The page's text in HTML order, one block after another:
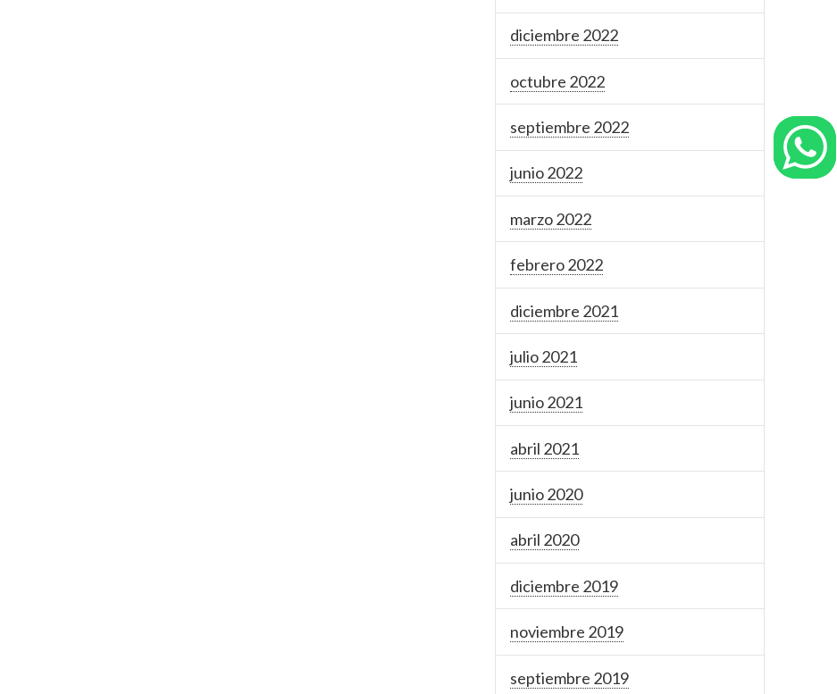
diciembre 2022
octubre 2022
septiembre 2022
junio 2022
marzo 2022
febrero 2022
diciembre 2021
julio 2021
junio 2021
abril 2021
junio 2020
abril 2020
diciembre 2019
noviembre 2019
septiembre 2019